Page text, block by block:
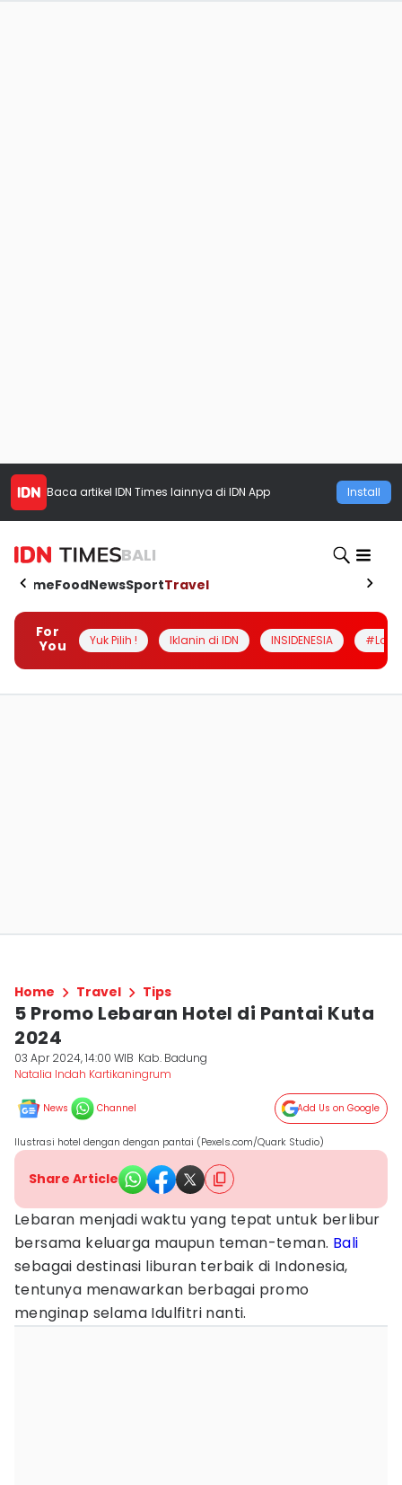
Baca artikel IDN Times lainnya di IDN App Install
BALI
HomeFoodNewsSportTravel
For
You
Yuk Pilih ! Iklanin di IDN INSIDENESIA
Home Travel Tips
5 Promo Lebaran Hotel di Pantai Kuta
2024
03 Apr 2024, 14:00 WIB Kab. Badung
Natalia Indah Kartikaningrum
News Channel Add Us on Google
Ilustrasi hotel dengan dengan pantai (Pexels.com/Quark Studio)
Share Article
Lebaran menjadi waktu yang tepat untuk berlibur
bersama keluarga maupun teman-teman. Bali
sebagai destinasi liburan terbaik di Indonesia,
tentunya menawarkan berbagai promo
menginap selama Idulfitri nanti.